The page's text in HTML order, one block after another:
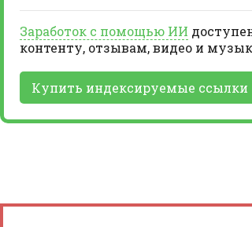
Заработок с помощью ИИ
контенту, отзывам, видео и
Купить индексируемые ссылки